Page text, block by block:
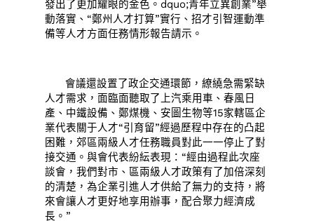
發出了更加耀眼的金色。dquo;青年立異創業”舉
動落實、“鄭州人才打算”實行、招才引智運動準
備等人才方面任務情形報告請示。
會議還設置了政企交通環節，繚繞急需緊缺
人才需求，面臨面聽取了上汽乘用車、春風日
產、中鐵設備、鄭煤機、安圖生物等15家轄區企
業代表關于人才“引育留”經過歷程中存在的凸起
困難，郊區兩級人才任務職員對此一一停止了對
接交通。與會代表紛紜表現：“經由過程此次座
談會，我們對市、區兩級人才政策有了加倍深刻
的清楚，為企業引進人才供給了無力的支持，將
來會讓人才更好地享用辦事，配合聚力經濟成
長。”